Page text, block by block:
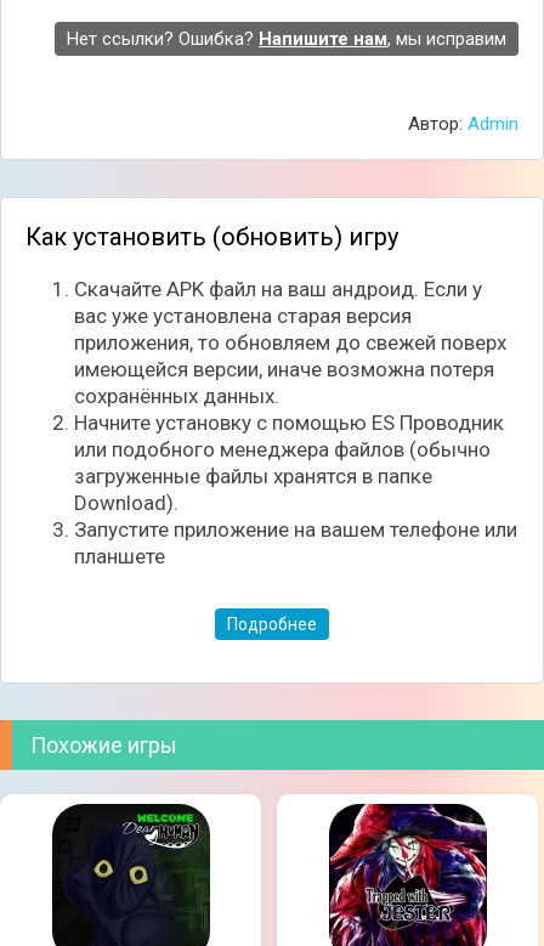
- Авторские пасхалки для любителей исследовать.
- Обычно серверу нужен интернет.
Нет ссылки? Ошибка? Напишите нам, мы исправим
Автор: Admin
Как установить (обновить) игру
Скачайте APK файл на ваш андроид. Если у
вас уже установлена старая версия
приложения, то обновляем до свежей поверх
имеющейся версии, иначе возможна потеря
сохранённых данных.
Начните установку с помощью ES Проводник
или подобного менеджера файлов (обычно
загруженные файлы хранятся в папке
Download).
Запустите приложение на вашем телефоне или
планшете
Подробнее
Похожие игры